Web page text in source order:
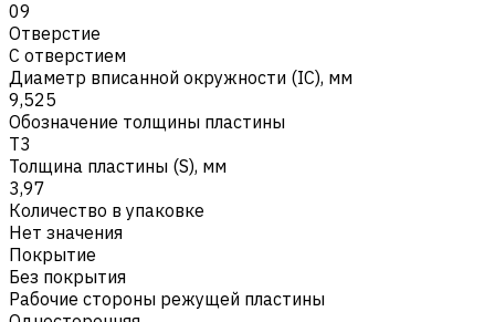
09
Отверстие
С отверстием
Диаметр вписанной окружности (IC), мм
9,525
Обозначение толщины пластины
T3
Толщина пластины (S), мм
3,97
Количество в упаковке
Нет значения
Покрытие
Без покрытия
Рабочие стороны режущей пластины